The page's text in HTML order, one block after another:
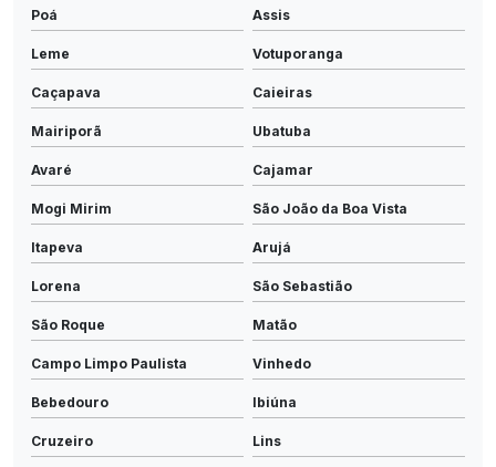
Poá Assis
Leme Votuporanga
Caçapava Caieiras
Mairiporã Ubatuba
Avaré Cajamar
Mogi Mirim São João da Boa Vista
Itapeva Arujá
Lorena São Sebastião
São Roque Matão
Campo Limpo Paulista Vinhedo
Bebedouro Ibiúna
Cruzeiro Lins